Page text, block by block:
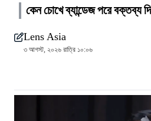
কেন চোখে ব্যান্ডেজ পরে বক্তব্য
Lens Asia
৩ আগস্ট, ২০২৬ রাত্রি ১০:০৬